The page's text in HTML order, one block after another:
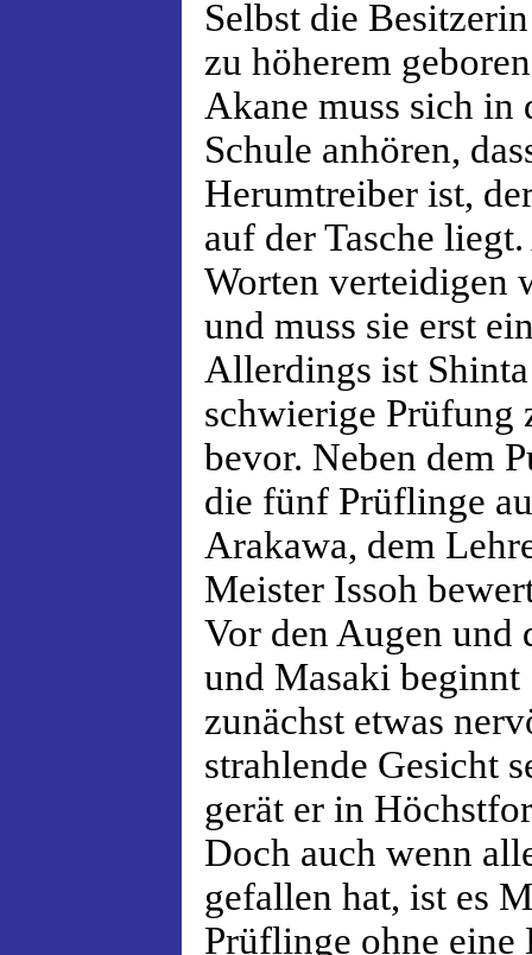
Selbst die
zu höherem
Akane muss sich in
Schule anhören,
Herumtreiber ist,
auf der Tasche
Worten verteidigen
und muss sie erst
Allerdings ist
schwierige Prüfung
bevor. Neben dem
die fünf Prüflinge
Arakawa, dem
Meister Issoh
Vor den Augen und
und Masaki beginnt
zunächst etwas
strahlende Gesicht
gerät er in
Doch auch wenn
gefallen hat, ist es
Prüflinge ohne eine